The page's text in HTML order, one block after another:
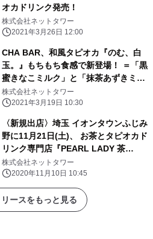
オカドリンク発売！
株式会社ネットタワー
2021年3月26日 12:00
CHA BAR、和風タピオカ『のむ、白
玉。』もちもち食感で新登場！ ＝「黒
蜜きなこミルク」と「抹茶あずきミル
ク」 3月22日発売開始＝
株式会社ネットタワー
2021年3月19日 10:30
〈新規出店〉埼玉 イオンタウンふじみ
野に11月21日(土)、 お茶とタピオカド
リンク専門店『PEARL LADY 茶
BAR』が オープン！
株式会社ネットタワー
2020年11月10日 10:45
ースをもっと見る